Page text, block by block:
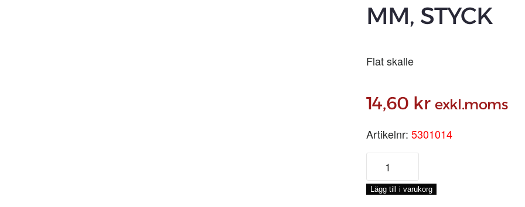
MM, STYCK
Flat skalle
14,60 kr exkl.moms
Artikelnr: 5301014
KOPPARSPIK
2.1/2
tum/4,0X65
MM,
Lägg till i varukorg